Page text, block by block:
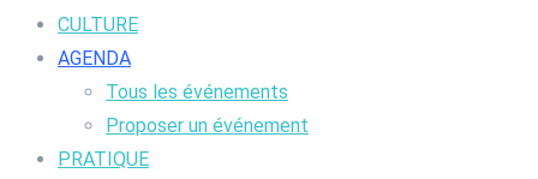
CULTURE
AGENDA
Tous les événements
Proposer un événement
PRATIQUE